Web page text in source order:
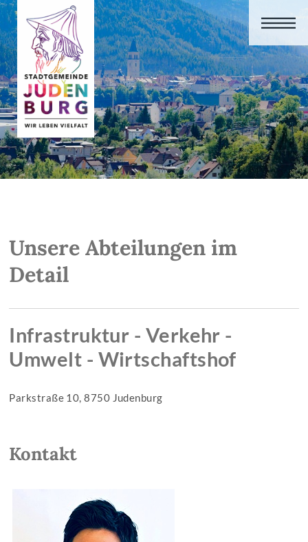
Unsere Abteilungen im
Detail
Infrastruktur - Verkehr -
Umwelt - Wirtschaftshof
Parkstraße 10, 8750 Judenburg
Kontakt